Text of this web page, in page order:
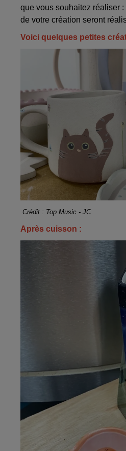
que vous souhaitez réaliser :
de votre création seront
Voici quelques petites
Crédit : Top Music - JC
Après cuisson :